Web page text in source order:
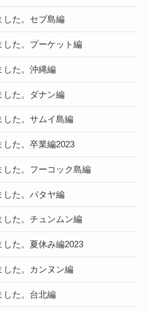
した。セブ島編
した。プーケット編
した。沖縄編
した。ダナン編
した。サムイ島編
した。卒業編2023
した。フーコック島編
した。パタヤ編
した。チュンムン編
た。夏休み編2023
した。カンヌン編
した。台北編